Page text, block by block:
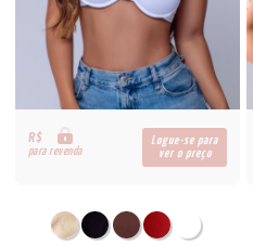
R$
para revenda
Logue-se para
ver o preço